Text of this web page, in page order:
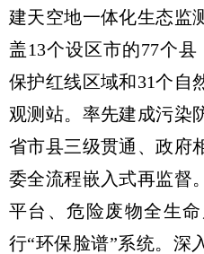
建天空地一体化生态监
盖13个设区市的77个
保护红线区域和31个自
观测站。率先建成污染
省市县三级贯通、政府
委全流程嵌入式再监督
平台、危险废物全生
行“环保脸谱”系统。深